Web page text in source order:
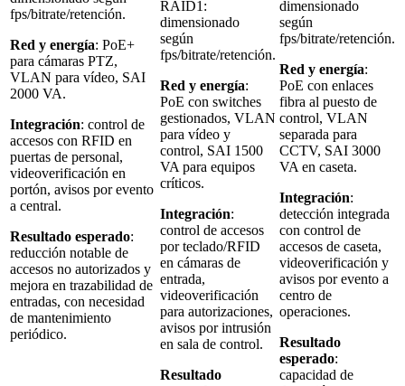
fps/bitrate/retención.
Red y energía: PoE+
para cámaras PTZ,
VLAN para vídeo, SAI
2000 VA.
Integración: control de
accesos con RFID en
puertas de personal,
videoverificación en
portón, avisos por evento
a central.
Resultado esperado:
reducción notable de
accesos no autorizados y
mejora en trazabilidad de
entradas, con necesidad
de mantenimiento
periódico.
RAID1:
dimensionado
según
fps/bitrate/retención.
Red y energía:
PoE con switches
gestionados, VLAN
para vídeo y
control, SAI 1500
VA para equipos
críticos.
Integración:
control de accesos
por teclado/RFID
en cámaras de
entrada,
videoverificación
para autorizaciones,
avisos por intrusión
en sala de control.
Resultado
dimensionado
según
fps/bitrate/retención.
Red y energía:
PoE con enlaces
fibra al puesto de
control, VLAN
separada para
CCTV, SAI 3000
VA en caseta.
Integración:
detección integrada
con control de
accesos de caseta,
videoverificación y
avisos por evento a
centro de
operaciones.
Resultado
esperado:
capacidad de